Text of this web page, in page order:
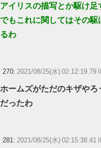
アイリスの描写とか駆け
でもこれに関してはその
るわ
270: 2021/08/25(水) 02:12:19.79
ホームズがただのキザや
だったわ
281: 2021/08/25(水) 02:15:38.41